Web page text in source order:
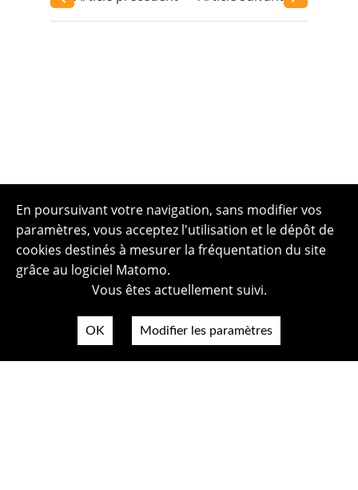
En poursuivant votre navigation, sans modifier vos
paramètres, vous acceptez l'utilisation et le dépôt de
cookies destinés à mesurer la fréquentation du site
grâce au logiciel Matomo.
Vous êtes actuellement suivi.
OK Modifier les paramètres